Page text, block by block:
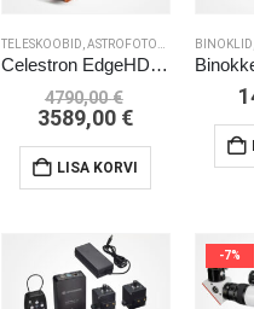
TELESKOOBID ASTROFOTOGRAAFIA ,
Celestron EdgeHD 1100 OTA (as new)
4790,00€
hind
4790,00 €.
3589,00 €Current
is:
LISA KORVI
-7%